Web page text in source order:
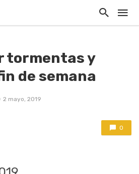
tormentas y
de semana
2 mayo, 2019
0